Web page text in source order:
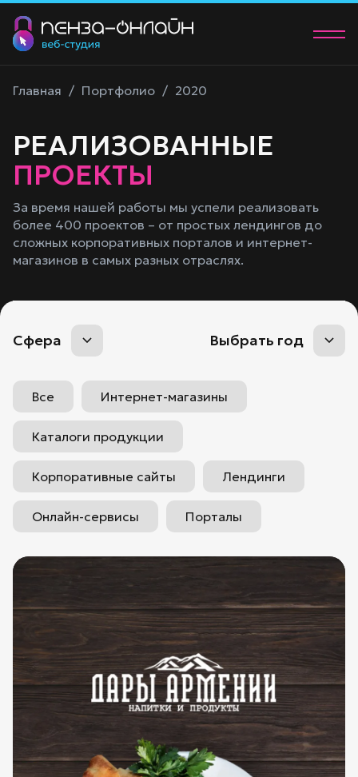
Портфолио
Контакты
+7 (902) 205-83-00
manager@58studio.ru
Обсудить проект
Главная / Портфолио / 2020
РЕАЛИЗОВАННЫЕ
ПРОЕКТЫ
За время нашей работы мы успели реализовать
более 400 проектов – от простых лендингов до
сложных корпоративных порталов и интернет-
магазинов в самых разных отраслях.
Все Интернет-магазины
Каталоги продукции
Корпоративные сайты Лендинги
Онлайн-сервисы Порталы
Сфера Выбрать год